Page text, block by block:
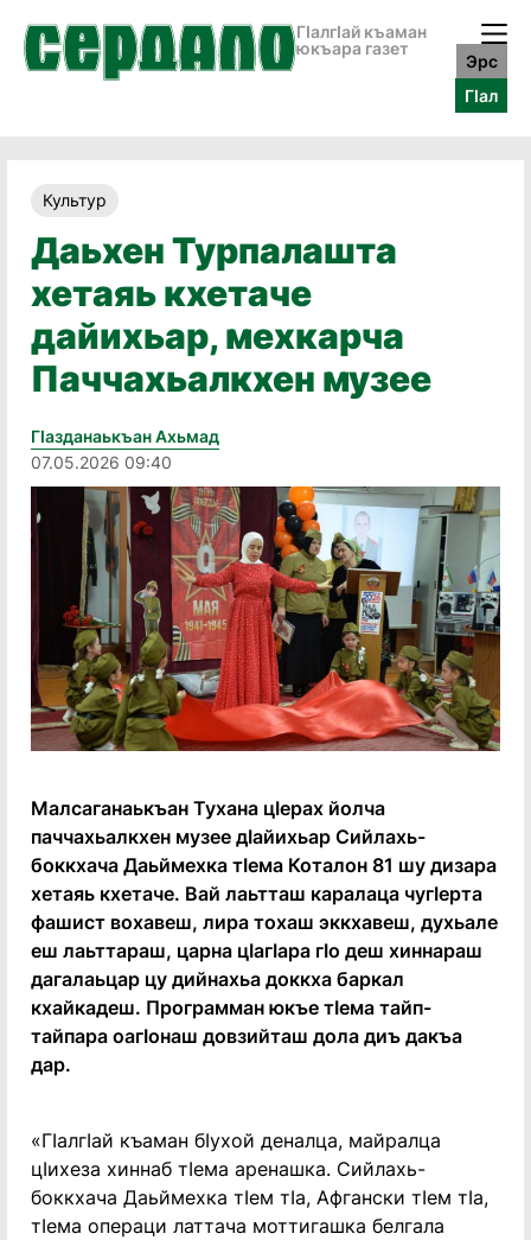
ГӀалгӀай къаман
юкъара газет
Эрс
ГӀал
Культур
Даьхен Турпалашта
хетаяь кхетаче
дайихьар, мехкарча
Паччахьалкхен музее
Гӏазданаькъан Ахьмад
07.05.2026 09:40
Малсаганаькъан Тухана цӏерах йолча
паччахьалкхен музее дӏайихьар Сийлахь-
боккхача Даьймехка тӏема Коталон 81 шу дизара
хетаяь кхетаче. Вай лаьтташ каралаца чугӏерта
фашист вохавеш, лира тохаш эккхавеш, духьале
еш лаьттараш, царна цӏагӏара гӏо деш хиннараш
дагалаьцар цу дийнахьа доккха баркал
кхайкадеш. Программан юкъе тӏема тайп-
тайпара оагӏонаш довзийташ дола диъ дакъа
дар.
«Гӏалгӏай къаман бӏухой деналца, майралца
цӏихеза хиннаб тӏема аренашка. Сийлахь-
боккхача Даьймехка тӏем тӏа, Афгански тӏем тӏа,
тӏема операци латтача моттигашка белгала